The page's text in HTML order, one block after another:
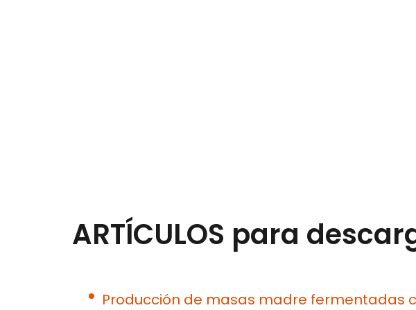
ARTÍCULOS para
Producción de masas madre fermentadas